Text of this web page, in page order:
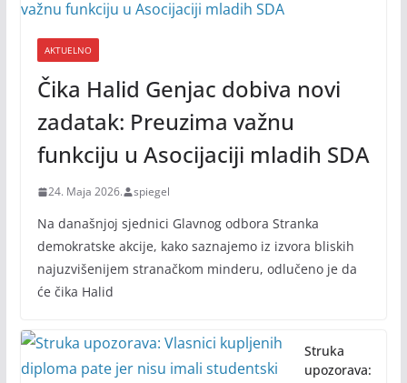
AKTUELNO
Čika Halid Genjac dobiva novi
zadatak: Preuzima važnu
funkciju u Asocijaciji mladih SDA
24. Maja 2026. spiegel
Na današnjoj sjednici Glavnog odbora Stranka
demokratske akcije, kako saznajemo iz izvora bliskih
najuzvišenijem stranačkom minderu, odlučeno je da
će čika Halid
Struka
upozorava: